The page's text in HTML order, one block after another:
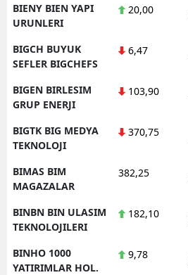
BIENY BIEN YAPI
URUNLERI
20,00
BIGCH BUYUK
SEFLER BIGCHEFS
6,47
BIGEN BIRLESIM
GRUP ENERJI
103,90
BIGTK BIG MEDYA
TEKNOLOJI
370,75
BIMAS BIM
MAGAZALAR
382,25
BINBN BIN ULASIM
TEKNOLOJILERI
182,10
BINHO 1000
YATIRIMLAR HOL.
9,78